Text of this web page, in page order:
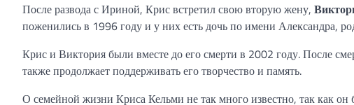
После развода с Ириной, Крис встретил свою вторую жену,
поженились в 1996 году и у них есть дочь по имени Александра,
Крис и Виктория были вместе до его смерти в 2002 году. После
также продолжает поддерживать его творчество и память.
О семейной жизни Криса Кельми не так много известно, так как